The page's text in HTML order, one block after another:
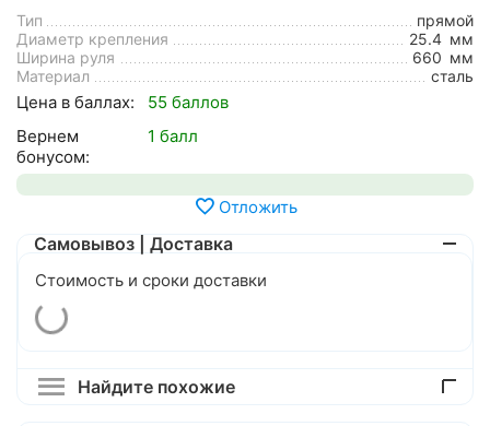
Тип
прямой
Диаметр крепления
25.4 мм
Ширина руля
660 мм
Материал
сталь
Цена в баллах:
55 баллов
Вернем
бонусом:
1 балл
Отложить
Самовывоз | Доставка
Стоимость и сроки доставки
Найдите похожие